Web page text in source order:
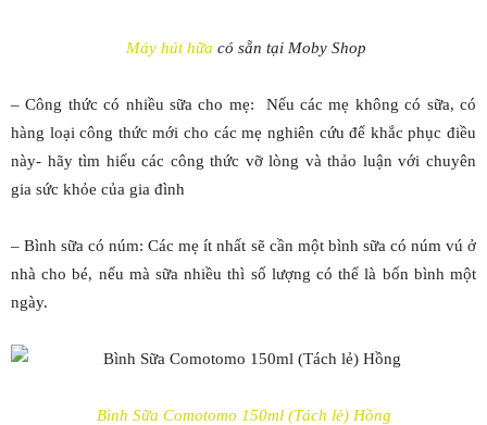
Máy hút hữa có sẵn tại Moby Shop
– Công thức có nhiều sữa cho mẹ: Nếu các mẹ không có sữa, có
hàng loại công thức mới cho các mẹ nghiên cứu để khắc phục điều
này- hãy tìm hiểu các công thức vỡ lòng và thảo luận với chuyên
gia sức khỏe của gia đình
– Bình sữa có núm: Các mẹ ít nhất sẽ cần một bình sữa có núm vú ở
nhà cho bé, nếu mà sữa nhiều thì số lượng có thể là bốn bình một
ngày.
Bình Sữa Comotomo 150ml (Tách lẻ) Hồng